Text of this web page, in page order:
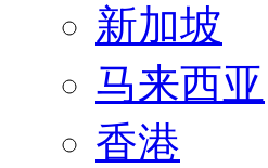
新加坡
马来西亚
香港